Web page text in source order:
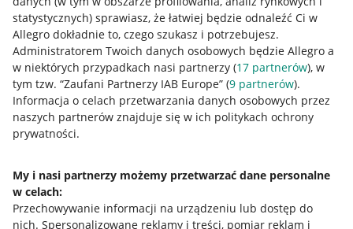
statystycznych) sprawiasz, że łatwiej będzie odnaleźć Ci w
Allegro dokładnie to, czego szukasz i potrzebujesz.
Administratorem Twoich danych osobowych będzie Allegro a
w niektórych przypadkach nasi partnerzy (17 partnerów), w
tym tzw. “Zaufani Partnerzy IAB Europe” (9 partnerów).
Informacja o celach przetwarzania danych osobowych przez
naszych partnerów znajduje się w ich politykach ochrony
prywatności.
My i nasi partnerzy możemy przetwarzać dane personalne
w celach:
Przechowywanie informacji na urządzeniu lub dostęp do
nich. Spersonalizowane reklamy i treści, pomiar reklam i
Przydatne informacje
Jak to działa
Allegro Gadane dla sprzedających
Allegro Gadane dla kupujących